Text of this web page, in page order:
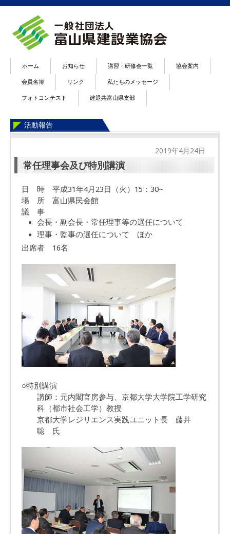
ホーム お知らせ 講習・研修会一覧 協会案内
会員名簿 リンク 私たちのメッセージ
フォトコンテスト 建退共富山県支部
活動報告
2019年4月24日
常任理事会及び特別講演
日 時 平成31年4月23日（火）15：30~
場 所 富山県民会館
議 事
会長・副会長・常任理事等の選任について
理事・監事の選任について ほか
出席者 16名
○特別講演
講師：元内閣官房参与、京都大学大学院工学研究
科（都市社会工学）教授
京都大学レジリエンス実践ユニット長 藤井
聡 氏